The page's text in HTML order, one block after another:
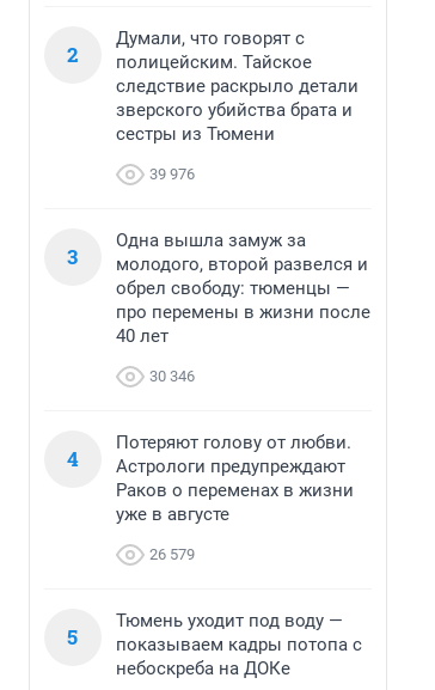
2
Думали, что говорят с
полицейским. Тайское
следствие раскрыло детали
зверского убийства брата и
сестры из Тюмени
39 976
3
Одна вышла замуж за
молодого, второй развелся и
обрел свободу: тюменцы —
про перемены в жизни после
40 лет
30 346
4
Потеряют голову от любви.
Астрологи предупреждают
Раков о переменах в жизни
уже в августе
26 579
5
Тюмень уходит под воду —
показываем кадры потопа с
небоскреба на ДОКе